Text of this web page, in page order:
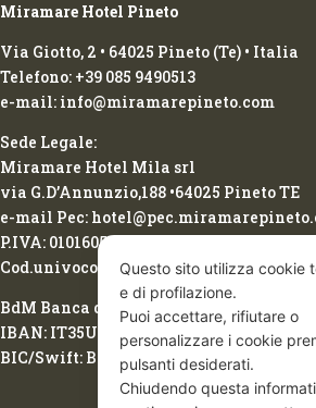
Miramare Hotel Pineto
Via Giotto, 2 • 64025 Pineto (Te) • Italia
Telefono: +39 085 9490513
e-mail: info@miramarepineto.com
Sede Legale:
Miramare Hotel Mila srl
via G.D’Annunzio,188 •64025 Pineto TE
e-mail Pec:
P.IVA: 01016050674
Cod.univoco: 2LCMINU
BdM Banca del Mezzogiorno Spa
IBAN: IT35U0542477000000000052105
BIC/Swift: BPBAIT3B
Questo sito utilizza cookie
e di profilazione.
Puoi accettare, rifiutare o
personalizzare i cookie
pulsanti desiderati.
Chiudendo questa